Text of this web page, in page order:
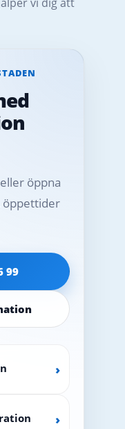
öppna
öppettider
99
›
›